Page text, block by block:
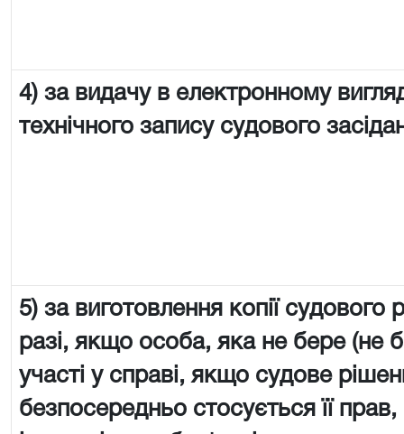
4) за видачу в електронному
технічного запису судового
5) за виготовлення копії судового
разі, якщо особа, яка не бере (не
участі у справі, якщо судове
безпосередньо стосується її